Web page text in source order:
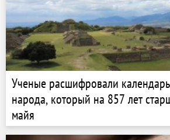
Ученые расшифровали
народа, который на 857 лет
майя